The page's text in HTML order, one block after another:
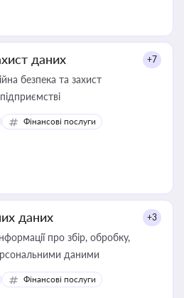
даних +7
безпека та захист
Фінансові послуги
даних +3
про збір, обробку,
даними
Фінансові послуги